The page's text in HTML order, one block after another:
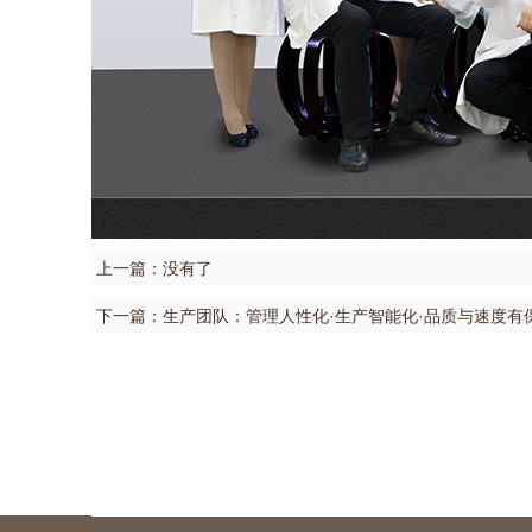
上一篇：没有了
下一篇： 生产团队：管理人性化·生产智能化·品质与速度有